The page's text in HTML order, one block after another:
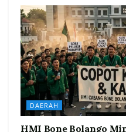
DAERAH
HMI Bone Bolango